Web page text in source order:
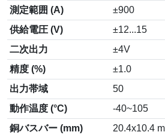
測定範囲 (A)
±900
供給電圧 (V)
±12...15
二次出力
±4V
精度 (%)
±1.0
出力帯域
50
動作温度 (°C)
-40~105
銅バスバー (mm)
20.4x10.4